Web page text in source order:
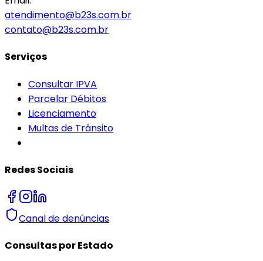
atendimento@b23s.com.br
contato@b23s.com.br
Serviços
Consultar IPVA
Parcelar Débitos
Licenciamento
Multas de Trânsito
Redes Sociais
Canal de denúncias
Consultas por Estado